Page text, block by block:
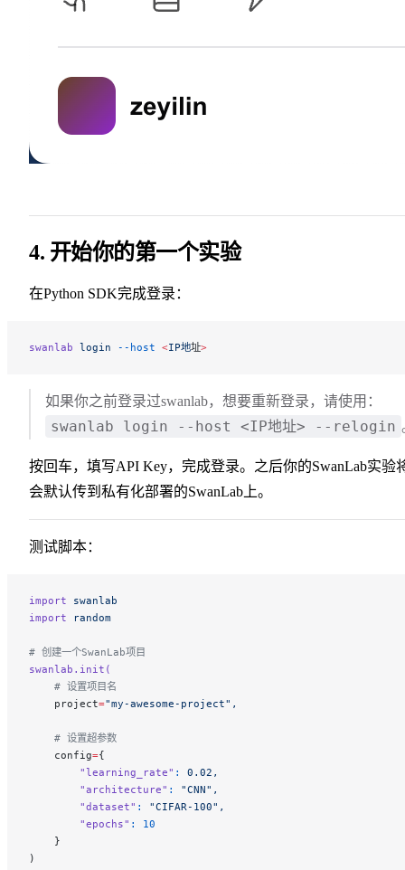
4. 开始你的第一个实验
在Python SDK完成登录：
swanlab login --host <IP地址>
如果你之前登录过swanlab，想要重新登录，请使用：
swanlab login --host <IP地址> --relogin
按回车，填写API Key，完成登录。之后你的SwanLab实验
会默认传到私有化部署的SwanLab上。
测试脚本：
import swanlab
import random
# 创建一个SwanLab项目
swanlab.init(
    # 设置项目名
    project
="my-awesome-project",
    # 设置超参数
    config
={
        "learning_rate"
:
0.02,
        "architecture"
:
"CNN",
        "dataset"
:
"CIFAR-100",
        "epochs"
:
10
    }
)